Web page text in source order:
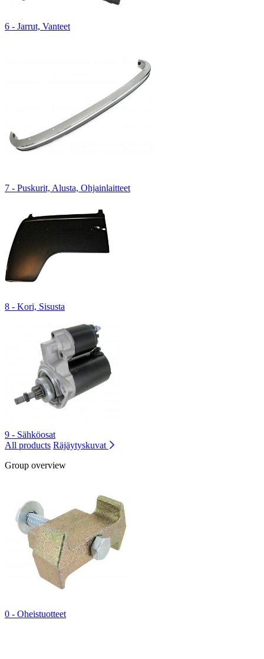
6 - Jarrut, Vanteet
7 - Puskurit, Alusta, Ohjainlaitteet
8 - Kori, Sisusta
9 - Sähköosat
All products Räjäytyskuvat
Group overview
0 - Oheistuotteet